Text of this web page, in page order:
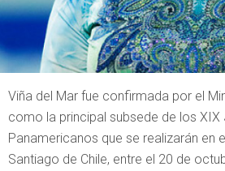
Viña del Mar fue confirmada por el
como la principal subsede de los XIX
Panamericanos que se realizarán en
Santiago de Chile, entre el 20 de